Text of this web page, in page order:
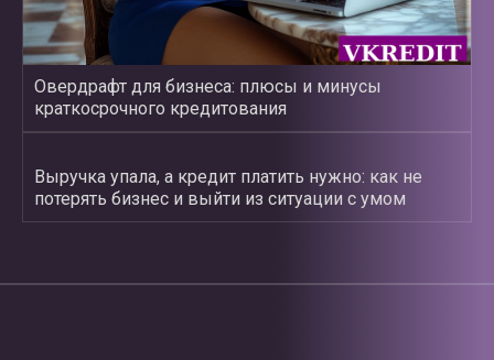
Овердрафт для бизнеса: плюсы и минусы
краткосрочного кредитования
Выручка упала, а кредит платить нужно: как не
потерять бизнес и выйти из ситуации с умом